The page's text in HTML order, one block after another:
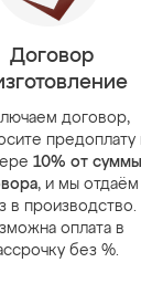
Договор
договор,
предоплату
10% от суммы
, и мы отдаём
в производство.
оплата в
без %.